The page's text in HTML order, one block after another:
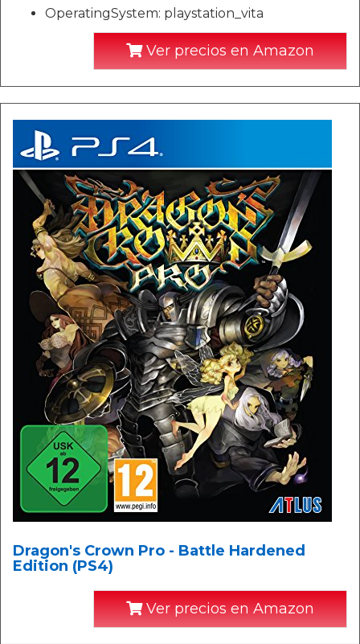
OperatingSystem: playstation_vita
Ver precios en Amazon
Dragon's Crown Pro - Battle Hardened
Edition (PS4)
Ver precios en Amazon